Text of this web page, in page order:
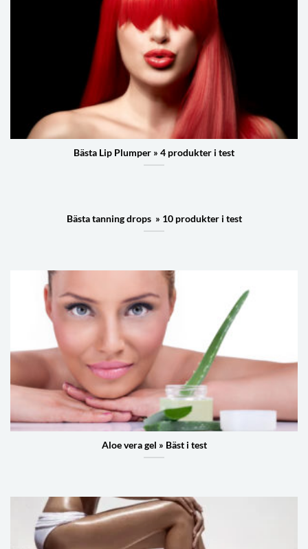
Bästa Lip Plumper » 4 produkter i test
Bästa tanning drops » 10 produkter i test
Aloe vera gel » Bäst i test